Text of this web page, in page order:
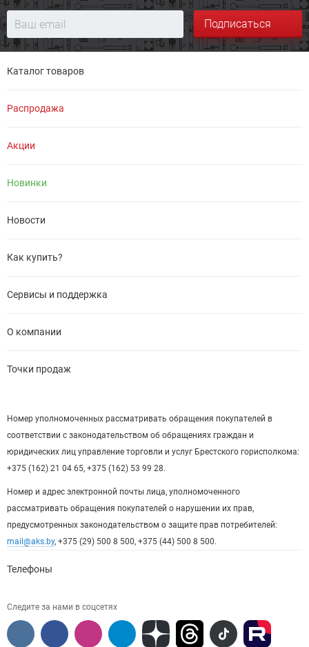
Подписаться
Каталог товаров
Распродажа
Акции
Новинки
Новости
Как купить?
Сервисы и поддержка
О компании
Точки продаж
Номер уполномоченных рассматривать обращения покупателей в
соответствии с законодательством об обращениях граждан и
юридических лиц управление торговли и услуг Брестского горисполкома:
+375 (162) 21 04 65, +375 (162) 53 99 28.
Номер и адрес электронной почты лица, уполномоченного
рассматривать обращения покупателей о нарушении их прав,
предусмотренных законодательством о защите прав потребителей:
mail@aks.by, +375 (29) 500 8 500, +375 (44) 500 8 500.
Телефоны
Следите за нами в соцсетях